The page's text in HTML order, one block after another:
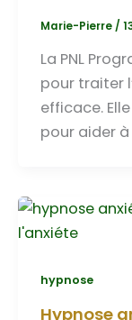
Marie-Pierre /
La PNL
pour traiter
efficace.
pour aider à
hypnose
Hypnose